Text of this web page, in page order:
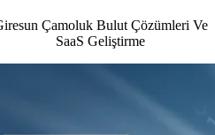
Çamoluk Bulut Çözümleri Ve
SaaS Geliştirme